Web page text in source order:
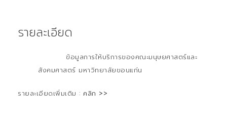
รายละเอียด
ข้อมูลการให้บริการของคณะมนุษยศาสตร์และ
สังคมศาสตร์ มหาวิทยาลัยขอนแก่น
รายละเอียดเพิ่มเติม : คลิก >>